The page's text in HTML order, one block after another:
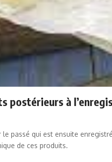
à
passé qui est ensuite
de ces produits.